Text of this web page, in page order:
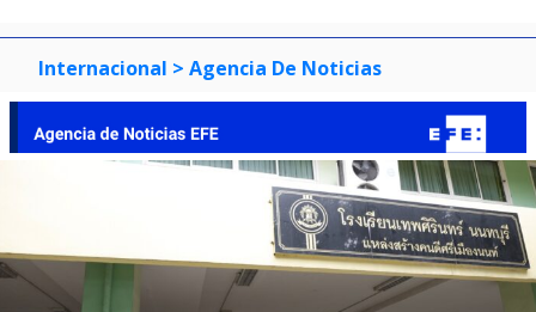
Internacional > Agencia De Noticias